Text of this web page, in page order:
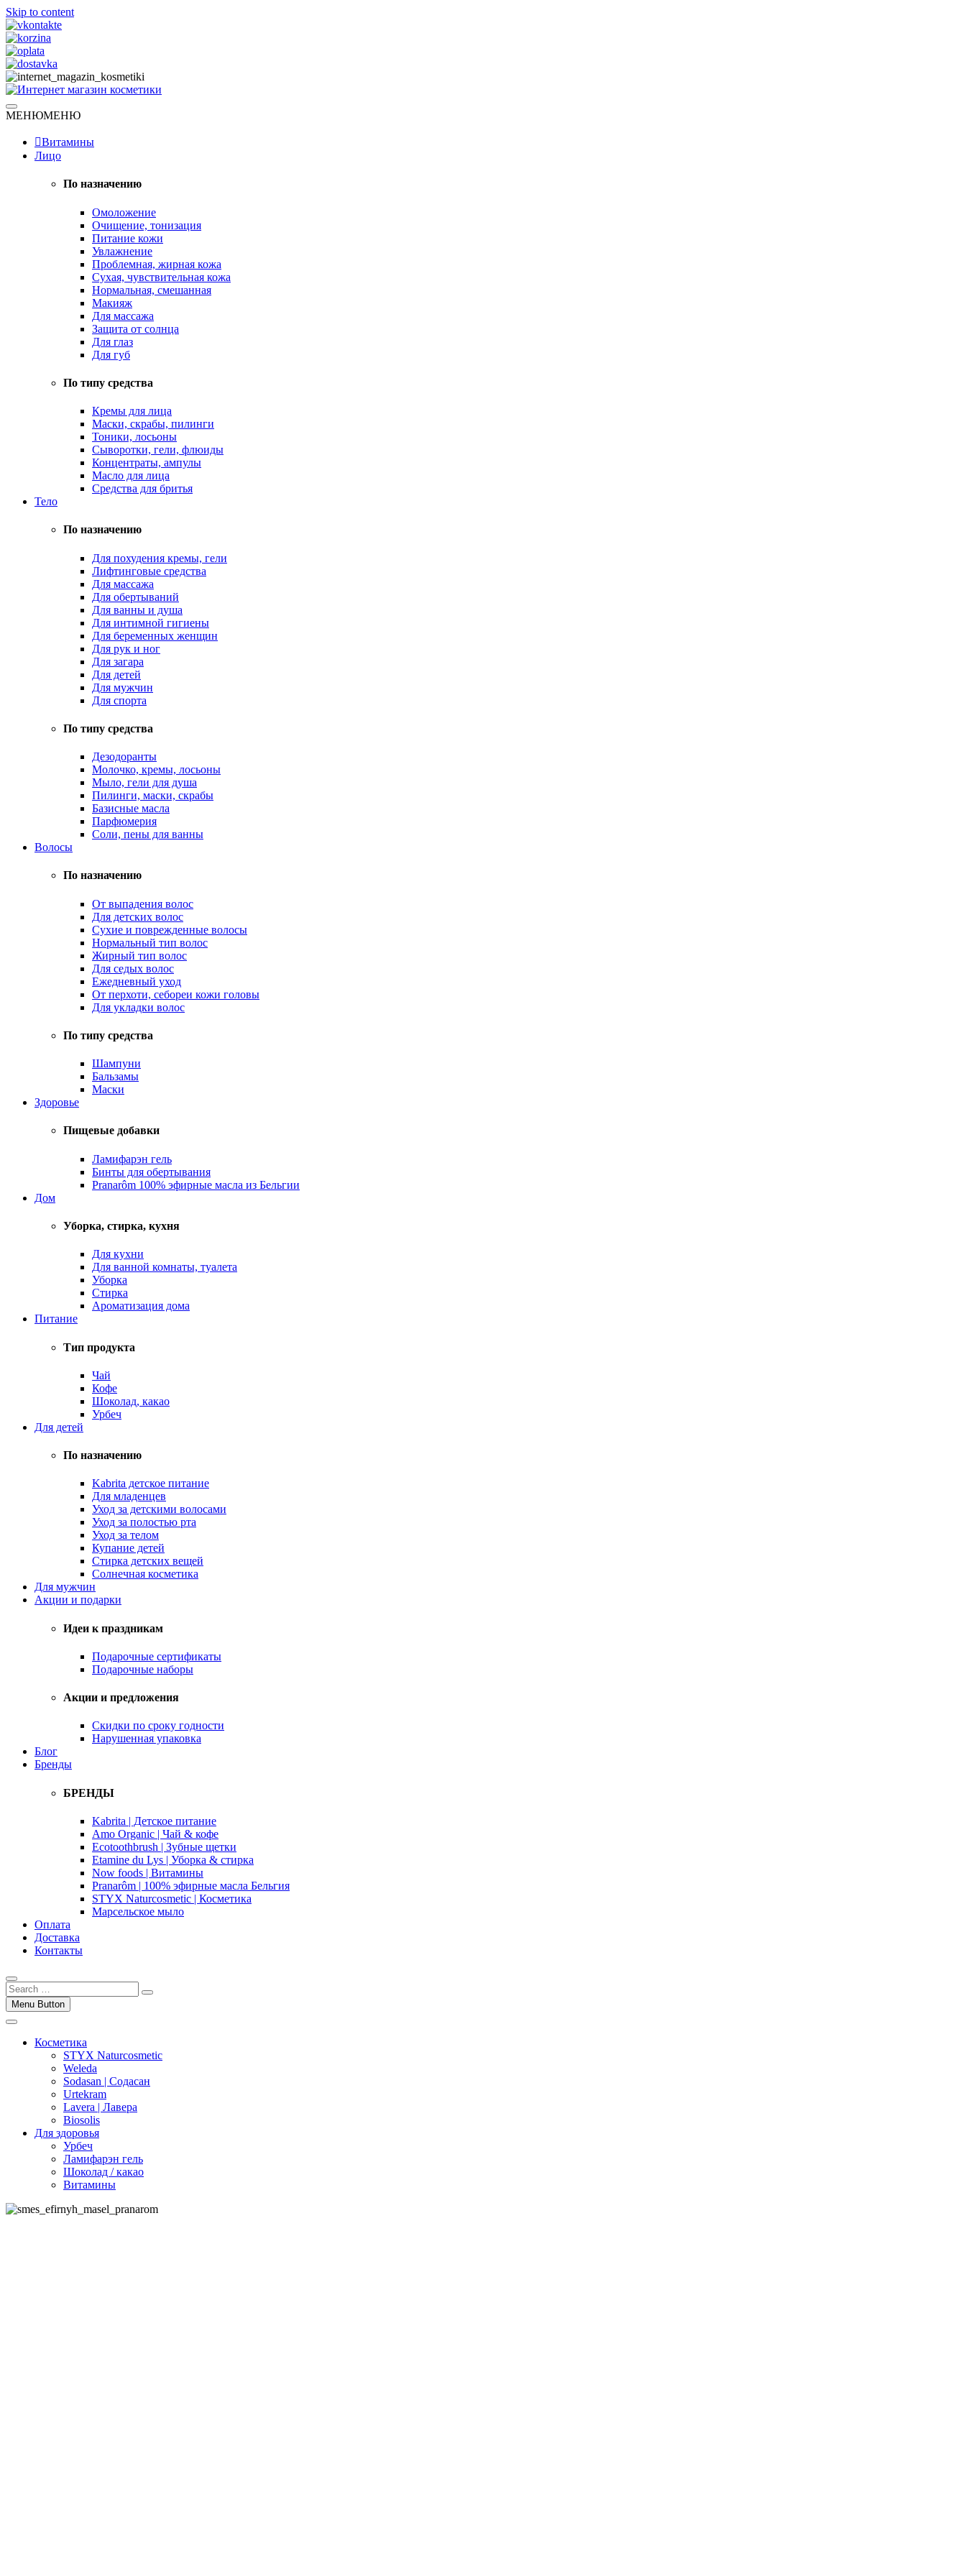
Skip to content
Интернет магазин косметики
Натуральная косметика
МЕНЮМЕНЮ
Витамины
Лицо
По назначению
Омоложение
Очищение, тонизация
Питание кожи
Увлажнение
Проблемная, жирная кожа
Сухая, чувствительная кожа
Нормальная, смешанная
Макияж
Для массажа
Защита от солнца
Для глаз
Для губ
По типу средства
Кремы для лица
Маски, скрабы, пилинги
Тоники, лосьоны
Сыворотки, гели, флюиды
Концентраты, ампулы
Масло для лица
Средства для бритья
Тело
По назначению
Для похудения кремы, гели
Лифтинговые средства
Для массажа
Для обертываний
Для ванны и душа
Для интимной гигиены
Для беременных женщин
Для рук и ног
Для загара
Для детей
Для мужчин
Для спорта
По типу средства
Дезодоранты
Молочко, кремы, лосьоны
Мыло, гели для душа
Пилинги, маски, скрабы
Базисные масла
Парфюмерия
Соли, пены для ванны
Волосы
По назначению
От выпадения волос
Для детских волос
Сухие и поврежденные волосы
Нормальный тип волос
Жирный тип волос
Для седых волос
Ежедневный уход
От перхоти, себореи кожи головы
Для укладки волос
По типу средства
Шампуни
Бальзамы
Маски
Здоровье
Пищевые добавки
Ламифарэн гель
Бинты для обертывания
Pranarôm 100% эфирные масла из Бельгии
Дом
Уборка, стирка, кухня
Для кухни
Для ванной комнаты, туалета
Уборка
Стирка
Ароматизация дома
Питание
Тип продукта
Чай
Кофе
Шоколад, какао
Урбеч
Для детей
По назначению
Kabrita детское питание
Для младенцев
Уход за детскими волосами
Уход за полостью рта
Уход за телом
Купание детей
Стирка детских вещей
Солнечная косметика
Для мужчин
Акции и подарки
Идеи к праздникам
Подарочные сертификаты
Подарочные наборы
Акции и предложения
Скидки по сроку годности
Нарушенная упаковка
Блог
Бренды
БРЕНДЫ
Kabrita | Детское питание
Amo Organic | Чай & кофе
Ecotoothbrush | Зубные щетки
Etamine du Lys | Уборка & стирка
Now foods | Витамины
Pranarôm | 100% эфирные масла Бельгия
STYX Naturcosmetic | Косметика
Марсельское мыло
Оплата
Доставка
Контакты
Menu Button
Косметика
STYX Naturcosmetic
Weleda
Sodasan | Содасан
Urtekram
Lavera | Лавера
Biosolis
Для здоровья
Урбеч
Ламифарэн гель
Шоколад / какао
Витамины